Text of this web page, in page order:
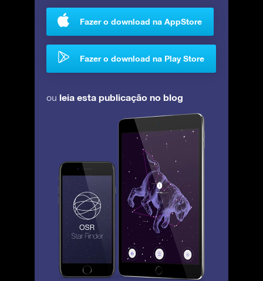
Fazer o download na AppStore
Fazer o download na Play Store
ou leia esta publicação no blog